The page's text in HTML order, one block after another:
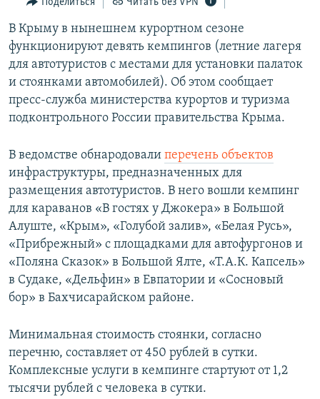
навигации
Вернутся
поиску
11 ЛЕТ ОККУПАЦИИ КРЫМА. 11 ИСТОРИЙ СОПРОТИВЛЕНИЯ
ИНТЕРАКТИВ
ИНФОГРАФИКА
ТЕЛЕПРОЕКТ КРЫМ.РЕАЛИИ
СОВЕТЫ ПРАВОЗАЩИТНИКОВ
ПОБЕДИТЕЛЕЙ НЕ СУДЯТ?
КРЫМ.НЕПОКОРЕННЫЙ
ELIFBE
УКРАИНСКАЯ ПРОБЛЕМА КРЫМА
РАДІО СВОБОДА
КАК ОБОЙТИ БЛОКИРОВКУ
Українською
Qırımtatar
ПРИСОЕДИНЯЙТЕСЬ!
Все сайты RFE/RL
В Крыму в нынешнем курортном сезоне
функционируют девять кемпингов (летние лагеря
для автотуристов c местами для установки палаток
и стоянками автомобилей). Об этом сообщает
пресс-служба министерства курортов и туризма
подконтрольного России правительства Крыма.
В ведомстве обнародовали перечень объектов
инфраструктуры, предназначенных для
размещения автотуристов. В него вошли кемпинг
для караванов «В гостях у Джокера» в Большой
Алуште, «Крым», «Голубой залив», «Белая Русь»,
«Прибрежный» с площадками для автофургонов и
«Поляна Сказок» в Большой Ялте, «Т.А.К. Капсель»
в Судаке, «Дельфин» в Евпатории и «Сосновый
бор» в Бахчисарайском районе.
Минимальная стоимость стоянки, согласно
перечню, составляет от 450 рублей в сутки.
Комплексные услуги в кемпинге стартуют от 1,2
тысячи рублей с человека в сутки.